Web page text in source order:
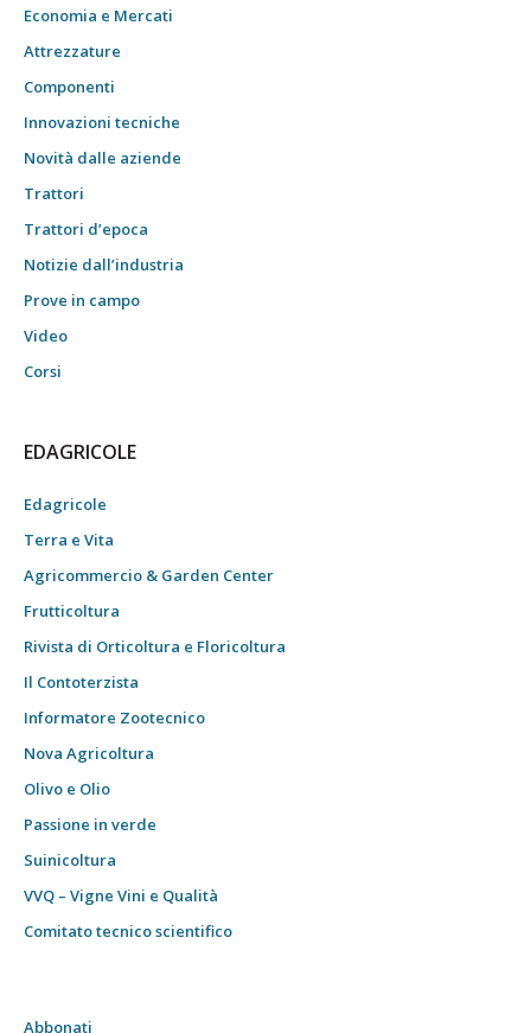
Economia e Mercati
Attrezzature
Componenti
Innovazioni tecniche
Novità dalle aziende
Trattori
Trattori d’epoca
Notizie dall’industria
Prove in campo
Video
Corsi
EDAGRICOLE
Edagricole
Terra e Vita
Agricommercio & Garden Center
Frutticoltura
Rivista di Orticoltura e Floricoltura
Il Contoterzista
Informatore Zootecnico
Nova Agricoltura
Olivo e Olio
Passione in verde
Suinicoltura
VVQ – Vigne Vini e Qualità
Comitato tecnico scientifico
Abbonati